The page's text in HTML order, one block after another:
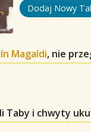
Dodaj Nowy
Magaldi, nie
Taby i chwyty